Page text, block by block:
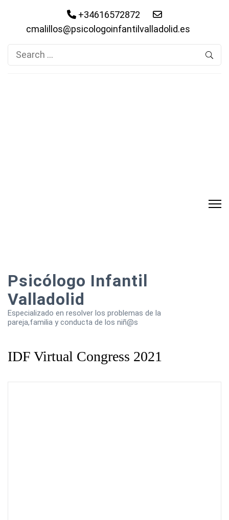
+34616572872
cmalillos@psicologoinfantilvalladolid.es
Search
for:
Psicólogo Infantil
Valladolid
Especializado en resolver los problemas de la
pareja,familia y conducta de los niñ@s
IDF Virtual Congress 2021